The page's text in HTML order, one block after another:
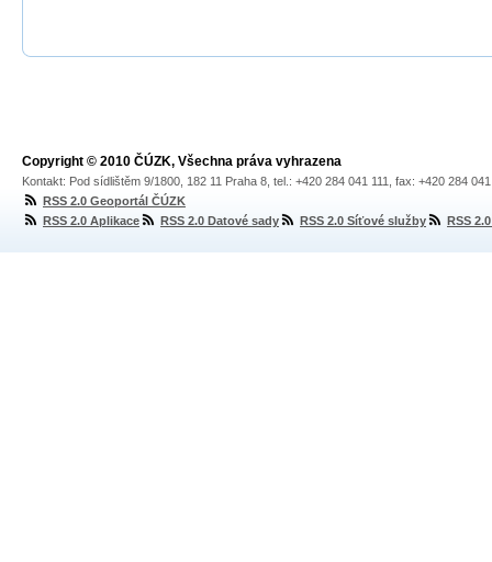
Copyright © 2010 ČÚZK, Všechna práva vyhrazena
Kontakt: Pod sídlištěm 9/1800, 182 11 Praha 8, tel.: +420 284 041 111, fax: +420 284
RSS 2.0 Geoportál ČÚZK
RSS 2.0 Aplikace
RSS 2.0 Datové sady RSS 2.0 Síťové služby RSS